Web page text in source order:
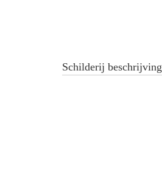
Schilderij beschrijving